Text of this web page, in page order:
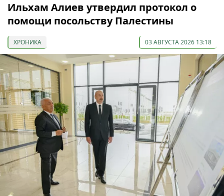
Ильхам Алиев утвердил протокол о
помощи посольству Палестины
ХРОНИКА 03 АВГУСТА 2026 13:18